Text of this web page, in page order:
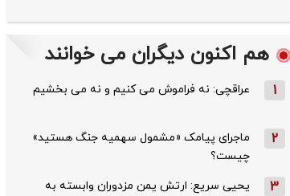
هم اکنون دیگران می خوانند
1 عراقچی: نه فراموش می کنیم و نه می بخشیم
2
ماجرای پیامک «مشمول سهمیه جنگ هستید»
چیست؟
3
یحیی سریع: ارتش یمن مزدوران وابسته به